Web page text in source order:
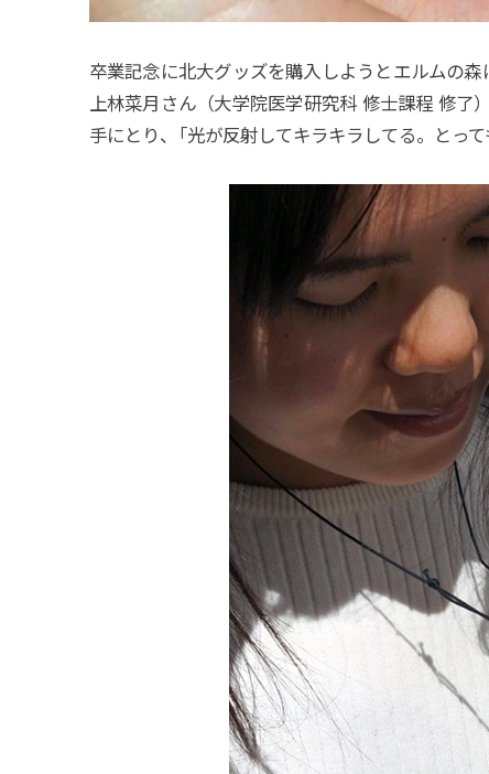
卒業記念に北大グッズを購入しようとエルムの
上林菜月さん（大学院医学研究科 修士課程 修了
手にとり、 「光が反射してキラキラしてる。とっ